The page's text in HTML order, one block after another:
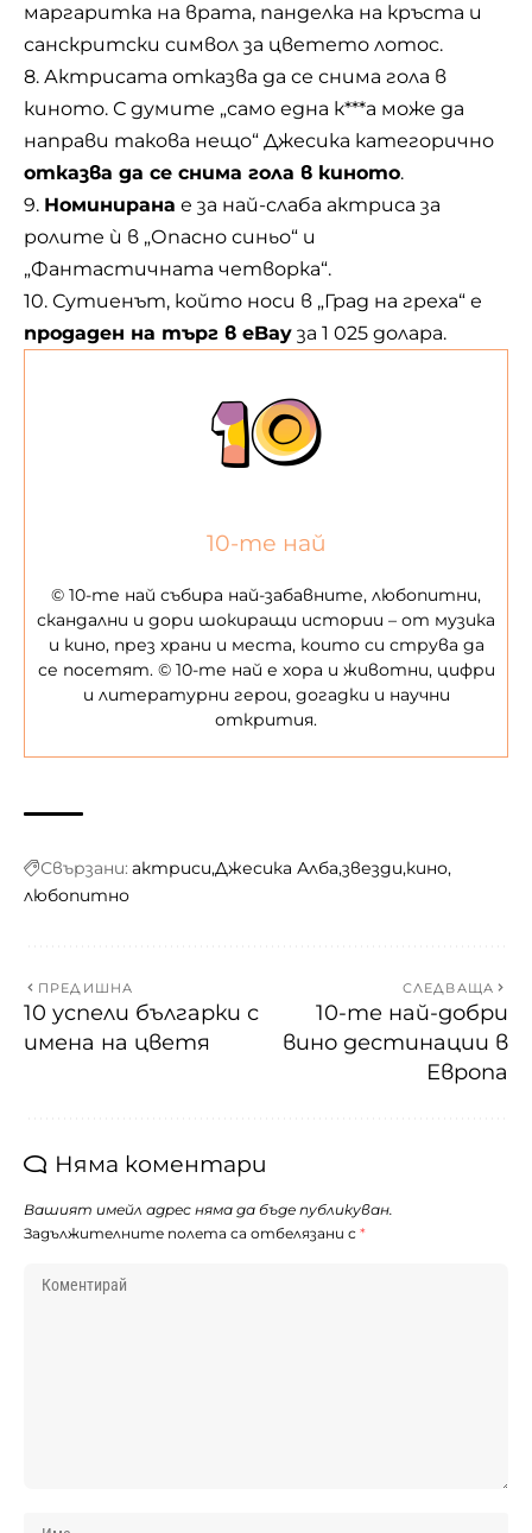
маргаритка на врата, панделка на кръста и
санскритски символ за цветето лотос.
8. Актрисата отказва да се снима гола в
киното. С думите „само една к***а може да
направи такова нещо“ Джесика категорично
отказва да се снима гола в киното.
9. Номинирана е за най-слаба актриса за
ролите ѝ в „Опасно синьо“ и
„Фантастичната четворка“.
10. Сутиенът, който носи в „Град на греха“ е
продаден на търг в eBay за 1 025 долара.
10-те най
© 10-те най събира най-забавните, любопитни,
скандални и дори шокиращи истории – от музика
и кино, през храни и места, които си струва да
се посетят. © 10-те най е хора и животни, цифри
и литературни герои, догадки и научни
открития.
Свързани: актриси Джесика Алба звезди кино
любопитно
ПРЕДИШНА
10 успели българки с
имена на цветя
СЛЕДВАЩА
10-те най-добри
вино дестинации в
Европа
Няма коментари
Вашият имейл адрес няма да бъде публикуван.
Задължителните полета са отбелязани с *